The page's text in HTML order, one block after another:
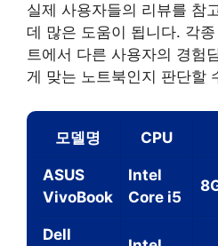
실제 사용자들의 리뷰를 참
데 많은 도움이 됩니다. 각
트에서 다른 사용자의 경험
게 맞는 노트북인지 판단할
모델명 CPU
ASUS
VivoBook
Intel
Core i5
Dell